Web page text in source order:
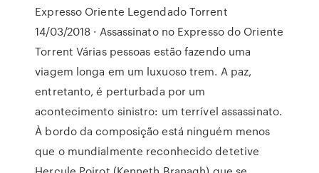
Expresso Oriente Legendado Torrent
14/03/2018 · Assassinato no Expresso do Oriente
Torrent Várias pessoas estão fazendo uma
viagem longa em um luxuoso trem. A paz,
entretanto, é perturbada por um
acontecimento sinistro: um terrível assassinato.
À bordo da composição está ninguém menos
que o mundialmente reconhecido detetive